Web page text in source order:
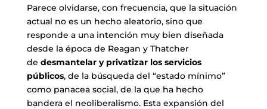
Parece olvidarse, con frecuencia, que la situación
actual no es un hecho aleatorio, sino que
responde a una intención muy bien diseñada
desde la época de Reagan y Thatcher
de desmantelar y privatizar los servicios
públicos, de la búsqueda del “estado mínimo”
como panacea social, de la que ha hecho
bandera el neoliberalismo. Esta expansión del